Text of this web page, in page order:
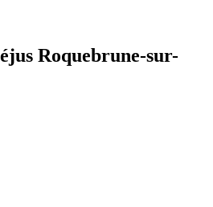
Roquebrune-sur-